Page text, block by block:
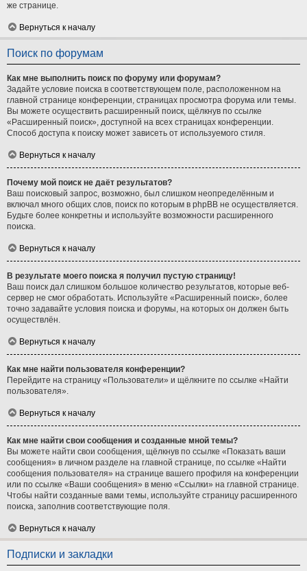
же странице.
Вернуться к началу
Поиск по форумам
Как мне выполнить поиск по форуму или форумам?
Задайте условие поиска в соответствующем поле, расположенном на
главной странице конференции, страницах просмотра форума или темы.
Вы можете осуществить расширенный поиск, щёлкнув по ссылке
«Расширенный поиск», доступной на всех страницах конференции.
Способ доступа к поиску может зависеть от используемого стиля.
Вернуться к началу
Почему мой поиск не даёт результатов?
Ваш поисковый запрос, возможно, был слишком неопределённым и
включал много общих слов, поиск по которым в phpBB не осуществляется.
Будьте более конкретны и используйте возможности расширенного
поиска.
Вернуться к началу
В результате моего поиска я получил пустую страницу!
Ваш поиск дал слишком большое количество результатов, которые веб-
сервер не смог обработать. Используйте «Расширенный поиск», более
точно задавайте условия поиска и форумы, на которых он должен быть
осуществлён.
Вернуться к началу
Как мне найти пользователя конференции?
Перейдите на страницу «Пользователи» и щёлкните по ссылке «Найти
пользователя».
Вернуться к началу
Как мне найти свои сообщения и созданные мной темы?
Вы можете найти свои сообщения, щёлкнув по ссылке «Показать ваши
сообщения» в личном разделе на главной странице, по ссылке «Найти
сообщения пользователя» на странице вашего профиля на конференции
или по ссылке «Ваши сообщения» в меню «Ссылки» на главной странице.
Чтобы найти созданные вами темы, используйте страницу расширенного
поиска, заполнив соответствующие поля.
Вернуться к началу
Подписки и закладки